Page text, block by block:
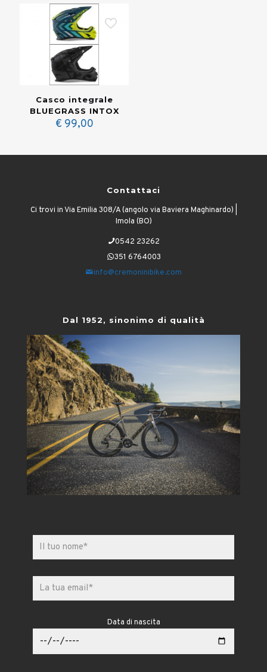
Casco integrale
BLUEGRASS INTOX
€ 99,00
Contattaci
Ci trovi in Via Emilia 308/A (angolo via Baviera Maghinardo) |
Imola (BO)
0542 23262
351 6764003
info@cremoninibike.com
Dal 1952, sinonimo di qualità
Data di nascita